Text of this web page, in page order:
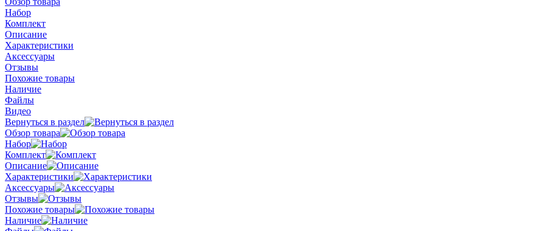
Набор
Комплект
Описание
Характеристики
Аксессуары
Отзывы
Похожие товары
Наличие
Файлы
Видео
Вернуться в раздел
Обзор товара
Набор
Комплект
Описание
Характеристики
Аксессуары
Отзывы
Похожие товары
Наличие